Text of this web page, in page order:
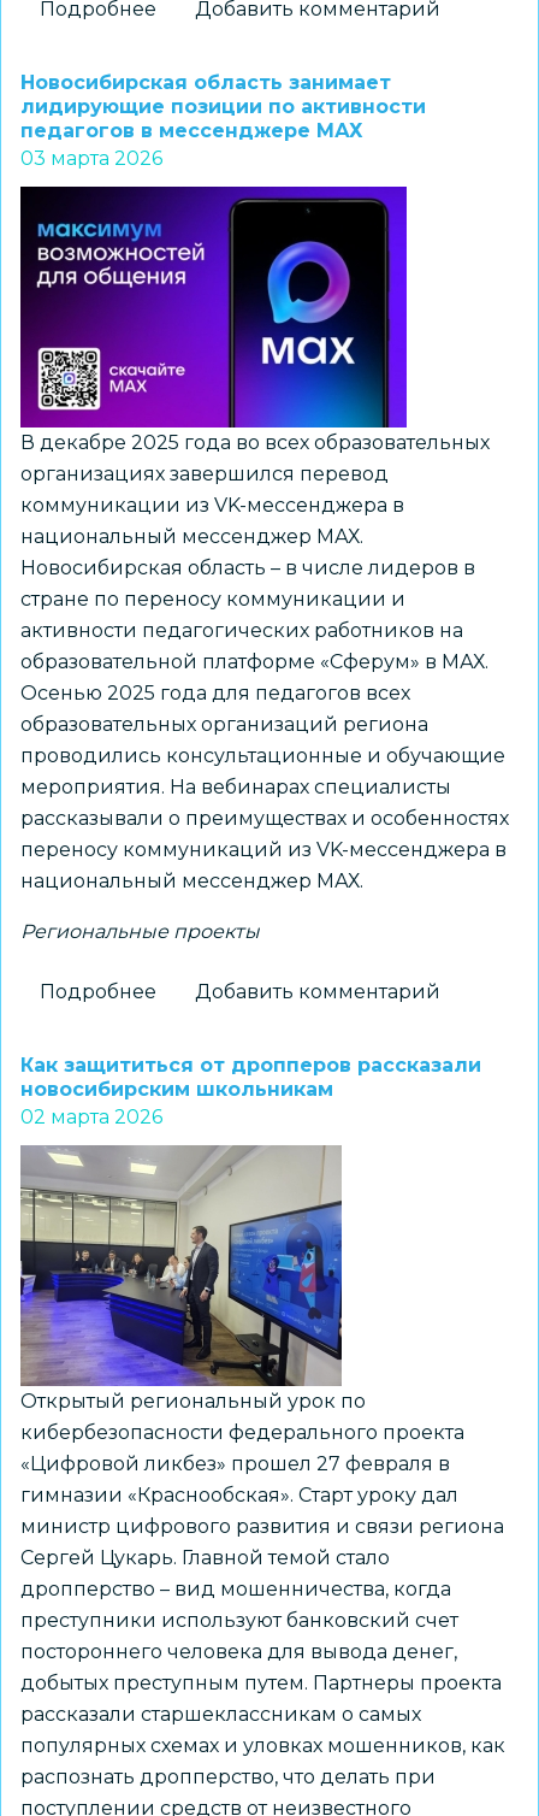
Подробнее
школы
Новосибирска
вошли
в
финалистов
региональной
игры
«Легендарные
летчики
–
Добавить комментарий
Новосибирская область занимает
лидирующие позиции по активности
педагогов в мессенджере МАХ
03 марта 2026
В декабре 2025 года во всех образовательных
организациях завершился перевод
коммуникации из VK-мессенджера в
национальный мессенджер МАХ.
Новосибирская область – в числе лидеров в
стране по переносу коммуникации и
активности педагогических работников на
образовательной платформе «Сферум» в МАХ.
Осенью 2025 года для педагогов всех
образовательных организаций региона
проводились консультационные и обучающие
мероприятия. На вебинарах специалисты
рассказывали о преимуществах и особенностях
переносу коммуникаций из VK-мессенджера в
национальный мессенджер МАХ.
Региональные проекты
Подробнее
занимает
лидирующие
позиции
активности
педагогов
в
мессенджере
МАХ
Добавить комментарий
Как защититься от дропперов рассказали
новосибирским школьникам
02 марта 2026
Открытый региональный урок по
кибербезопасности федерального проекта
«Цифровой ликбез» прошел 27 февраля в
гимназии «Краснообская». Старт уроку дал
министр цифрового развития и связи региона
Сергей Цукарь. Главной темой стало
дропперство – вид мошенничества, когда
преступники используют банковский счет
постороннего человека для вывода денег,
добытых преступным путем. Партнеры проекта
рассказали старшеклассникам о самых
популярных схемах и уловках мошенников, как
распознать дропперство, что делать при
поступлении средств от неизвестного